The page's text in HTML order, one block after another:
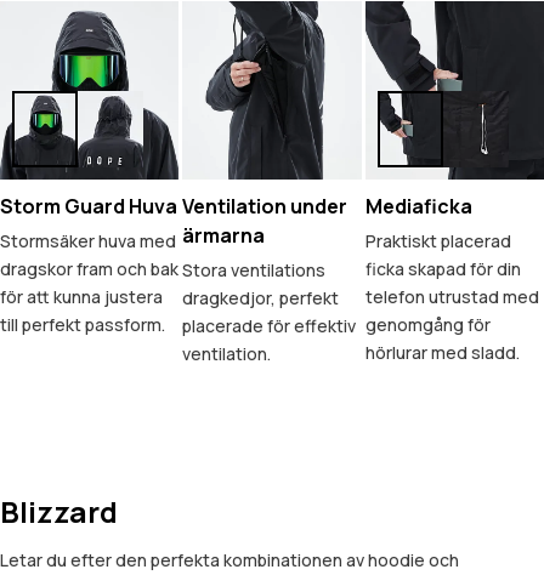
Storm Guard Huva
Stormsäker huva med
dragskor fram och bak
för att kunna justera
till perfekt passform.
Ventilation under
ärmarna
Stora ventilations
dragkedjor, perfekt
placerade för effektiv
ventilation.
Mediaficka
Praktiskt placerad
ficka skapad för din
telefon utrustad med
genomgång för
hörlurar med sladd.
Blizzard
Letar du efter den perfekta kombinationen av hoodie och